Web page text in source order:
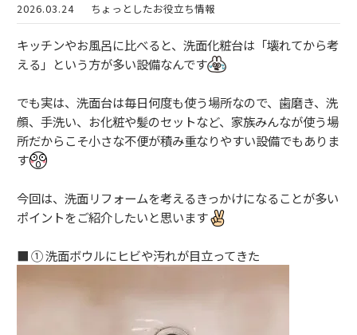
2026.03.24 ちょっとしたお役立ち情報
キッチンやお風呂に比べると、洗面化粧台は「壊れてから考
える」という方が多い設備なんです
でも実は、洗面台は毎日何度も使う場所なので、歯磨き、洗
顔、手洗い、お化粧や髪のセットなど、家族みんなが使う場
所だからこそ小さな不便が積み重なりやすい設備でもありま
す
今回は、洗面リフォームを考えるきっかけになることが多い
ポイントをご紹介したいと思います
■ ① 洗面ボウルにヒビや汚れが目立ってきた